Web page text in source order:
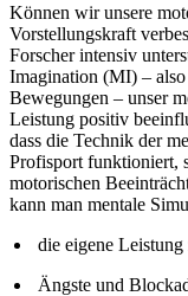
Können wir unsere
Vorstellungskraft
Forscher intensiv
Imagination (MI) –
Bewegungen – unser
Leistung positiv
dass die Technik der
Profisport funktioniert,
motorischen
kann man mentale
die eigene Leistung
Ängste und